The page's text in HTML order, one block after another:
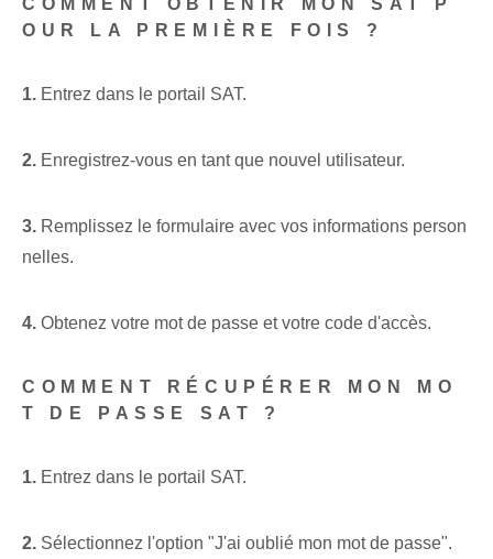
COMMENT OBTENIR MON SAT P
OUR LA PREMIÈRE FOIS ?
1. Entrez dans le portail SAT.
2. Enregistrez-vous en tant que nouvel utilisateur.
3. Remplissez le formulaire avec vos informations person
nelles.
4. Obtenez votre mot de passe et votre code d'accès.
COMMENT RÉCUPÉRER MON MO
T DE PASSE SAT ?
1. Entrez dans le portail SAT.
2. Sélectionnez l'option "J'ai oublié mon mot de passe".